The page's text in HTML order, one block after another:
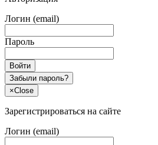
Логин (email)
Пароль
Войти
Забыли пароль?
×Close
Зарегистрироваться на сайте
Логин (email)